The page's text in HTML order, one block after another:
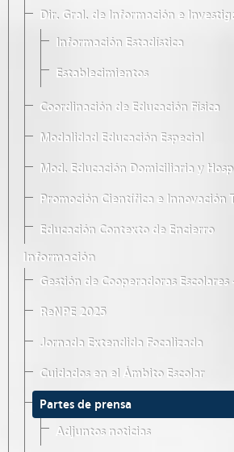
Dir. Gral. de Información e
Información Estadística
Establecimientos
Coordinación de Educación Física
Modalidad Educación Especial
Mod. Educación Domiciliaria y
Promoción Científica e Innovación
Educación Contexto de Encierro
Información
Gestión de Cooperadoras Escolares
ReNPE 2025
Jornada Extendida Focalizada
Cuidados en el Ámbito Escolar
Partes de prensa
Adjuntos noticias